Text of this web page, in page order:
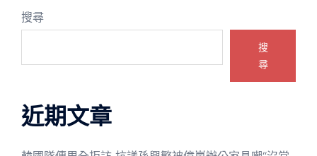
搜尋
搜
尋
近期文章